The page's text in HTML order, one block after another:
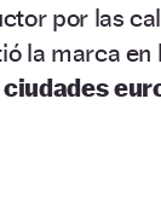
por las
la marca en